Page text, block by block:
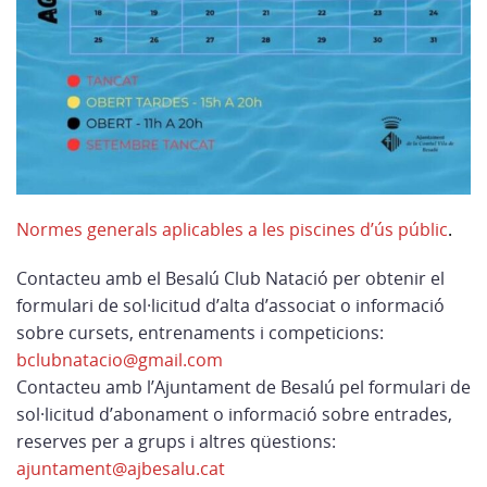
Normes generals aplicables a les piscines d’ús públic.
Contacteu amb el Besalú Club Natació per obtenir el
formulari de sol·licitud d’alta d’associat o informació
sobre cursets, entrenaments i competicions:
bclubnatacio@gmail.com
Contacteu amb l’Ajuntament de Besalú pel formulari de
sol·licitud d’abonament o informació sobre entrades,
reserves per a grups i altres qüestions:
ajuntament@ajbesalu.cat